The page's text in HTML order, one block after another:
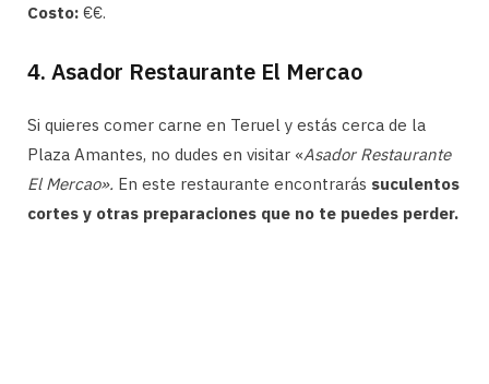
Costo: €€.
4. Asador Restaurante El Mercao
Si quieres comer carne en Teruel y estás cerca de la
Plaza Amantes, no dudes en visitar «Asador Restaurante
El Mercao». En este restaurante encontrarás suculentos
cortes y otras preparaciones que no te puedes perder.